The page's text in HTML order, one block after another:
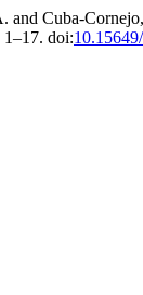
Cuba-
1–17. doi: